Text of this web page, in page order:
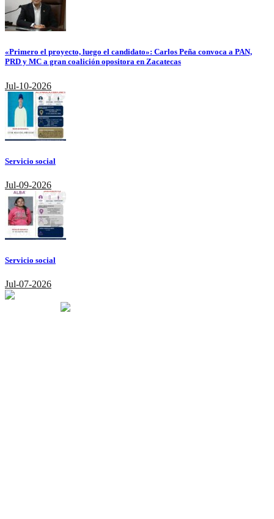
«Primero el proyecto, luego el candidato»: Carlos Peña convoca a PAN,
PRD y MC a gran coalición opositora en Zacatecas
Jul-10-2026
Servicio social
Jul-09-2026
Servicio social
Jul-07-2026